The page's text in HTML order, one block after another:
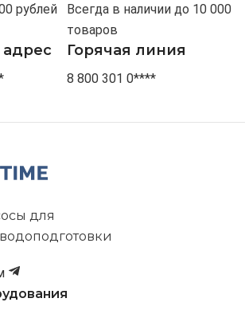
рублей
Всегда в наличии до 10 000
товаров
Горячая линия
8 800 301 0****
для